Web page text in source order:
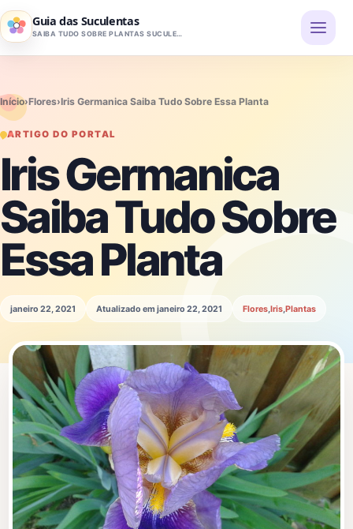
Pular para o conteúdo
Guia das Suculentas
SAIBA TUDO SOBRE PLANTAS SUCULENTAS
Início›Flores›Iris Germanica Saiba Tudo Sobre Essa Planta
ARTIGO DO PORTAL
Iris Germanica
Saiba Tudo Sobre
Essa Planta
janeiro 22, 2021 Atualizado em janeiro 22, 2021 Flores Iris Plantas